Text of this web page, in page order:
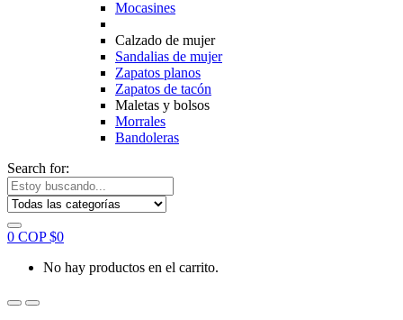
Mocasines
Calzado de mujer
Sandalias de mujer
Zapatos planos
Zapatos de tacón
Maletas y bolsos
Morrales
Bandoleras
Search for:
0 COP $0
No hay productos en el carrito.